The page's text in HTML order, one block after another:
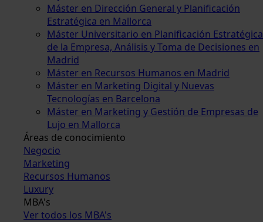
Máster en Dirección General y Planificación
Estratégica en Mallorca
Máster Universitario en Planificación Estratégica
de la Empresa, Análisis y Toma de Decisiones en
Madrid
Máster en Recursos Humanos en Madrid
Máster en Marketing Digital y Nuevas
Tecnologías en Barcelona
Máster en Marketing y Gestión de Empresas de
Lujo en Mallorca
Áreas de conocimiento
Negocio
Marketing
Recursos Humanos
Luxury
MBA's
Ver todos los MBA's